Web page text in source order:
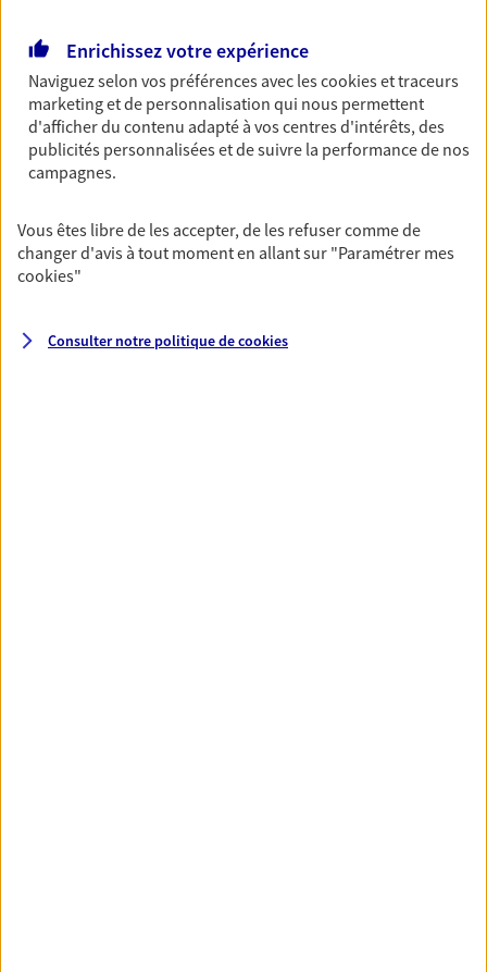
Préparez sereinement ce nouveau chapitre de
votre vie avec les conseils d'un expert. Découvrez
notre solution PER (Plan Epargne Retraite)
spécialement conçue pour la retraite.
Couvrez vos dépenses de santé ainsi que celles de
votre famille avec la complémentaire santé qui
vous ressemble.
Prévoyance
Enrichissez votre expérience
Naviguez selon vos préférences avec lescookies et traceurs
marketing et de personnalisation qui nous permettent
d'afficher du contenu adapté à vos centres d'intérêts, des
publicités personnalisées et de suivre la performance de nos
campagnes.
Vous êtes libre de les accepter, de les refuser comme de
changer d'avis à tout moment en allant sur "Paramétrer mes
cookies"
Consulter notre politique decookies